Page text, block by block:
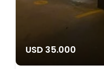
USD 35.000